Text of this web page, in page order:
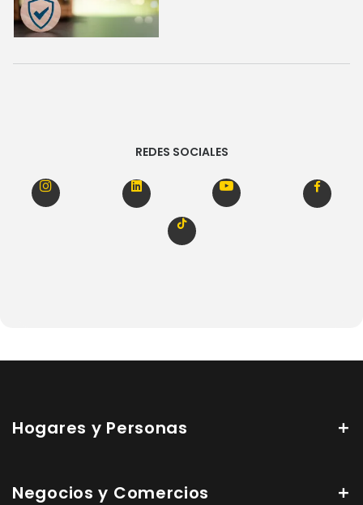
REDES SOCIALES
Hogares y Personas
Negocios y Comercios